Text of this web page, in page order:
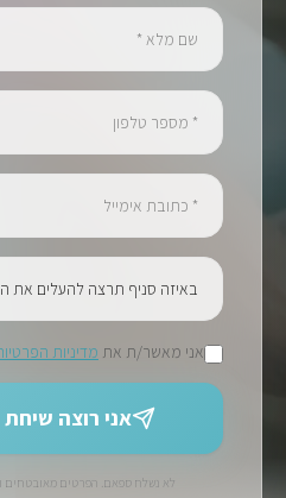
באיזה סניף תרצה להעלים את
אני מאשר/ת את מדיניות
אני רוצה
לא נשלח ספאם. הפרטים מאובטחים